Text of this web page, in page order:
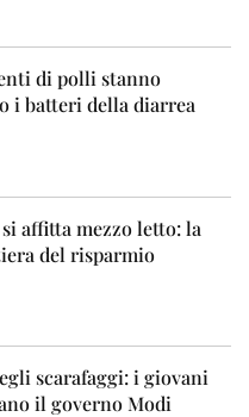
di polli stanno
i batteri della diarrea
affitta mezzo letto: la
del risparmio
scarafaggi: i giovani
il governo Modi